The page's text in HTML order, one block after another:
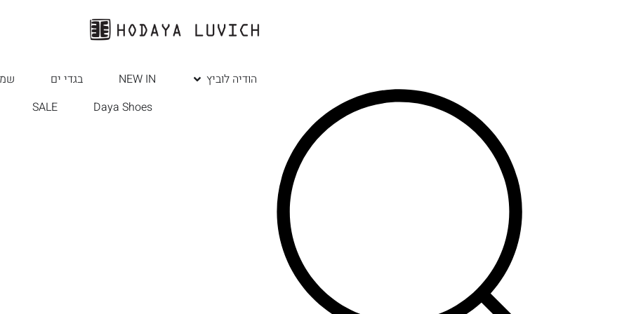
הודיה לוביץ NEW IN בגדי ים
Daya Shoes
SALE